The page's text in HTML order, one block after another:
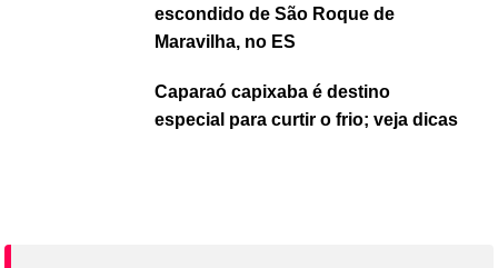
escondido de São Roque de
Maravilha, no ES
Caparaó capixaba é destino
especial para curtir o frio; veja dicas